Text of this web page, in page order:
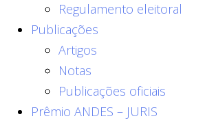
Regulamento eleitoral
Publicações
Artigos
Notas
Publicações oficiais
Prêmio ANDES – JURIS